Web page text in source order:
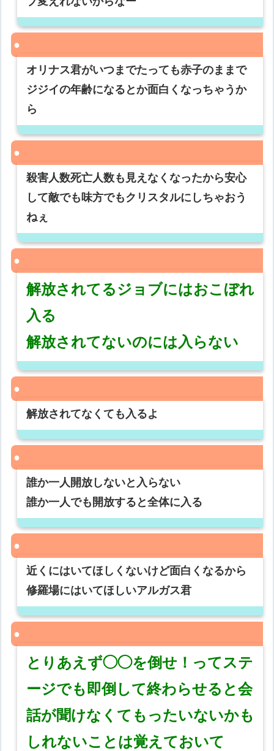
オリナス君がいつまでたっても赤子のままで
ジジイの年齢になるとか面白くなっちゃうか
ら
殺害人数死亡人数も見えなくなったから安心
して敵でも味方でもクリスタルにしちゃおう
ねぇ
解放されてるジョブにはおこぼれ
入る
解放されてないのには入らない
解放されてなくても入るよ
誰か一人開放しないと入らない
誰か一人でも開放すると全体に入る
近くにはいてほしくないけど面白くなるから
修羅場にはいてほしいアルガス君
とりあえず◯◯を倒せ！ってステ
ージでも即倒して終わらせると会
話が聞けなくてもったいないかも
しれないことは覚えておいて